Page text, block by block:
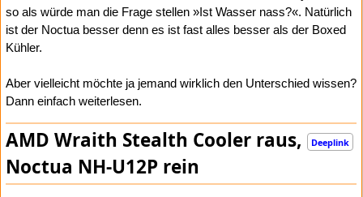
so als würde man die Frage stellen »Ist Wasser nass?«. Natürlich
ist der Noctua besser denn es ist fast alles besser als der Boxed
Kühler.
Aber vielleicht möchte ja jemand wirklich den Unterschied wissen?
Dann einfach weiterlesen.
Deeplink
AMD Wraith Stealth Cooler raus,
Noctua NH-U12P rein